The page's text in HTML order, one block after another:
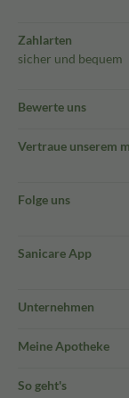
Zahlarten
sicher und bequem
Bewerte uns
Vertraue unserem
Folge uns
Sanicare App
Unternehmen
Meine Apotheke
So geht's